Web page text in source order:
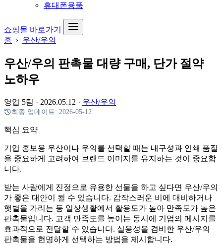
휴대폰용품
쇼핑몰 바로가기
홈 › 우산/우의
우산/우의 판촉물 대량 구매, 단가 절약
노하우
영업 5팀 · 2026.05.12 · 우산/우의
최종 업데이트: 2026-05-12
핵심 요약
기업 홍보용 우산이나 우의를 선택할 때는 내구성과 인쇄 품질
을 중요하게 고려하여 브랜드 이미지를 유지하는 것이 중요합
니다.
받는 사람에게 진정으로 유용한 선물을 하고 싶다면 우산/우의
가 좋은 대안이 될 수 있습니다. 갑작스러운 비에 대비하거나
햇볕을 가리는 등 일상생활에서 활용도가 높아 만족도가 높은
판촉물입니다. 고객 만족도를 높이는 동시에 기업의 메시지를
효과적으로 전달할 수 있습니다. 실용성을 겸비한 우산/우의
판촉물을 현명하게 선택하는 방법을 제시합니다.